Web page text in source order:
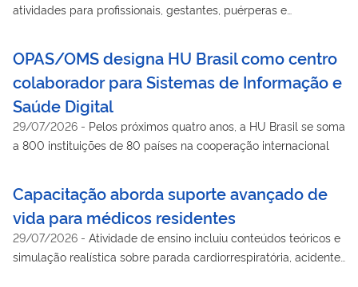
atividades para profissionais, gestantes, puérperas e
OPAS/OMS designa HU Brasil como centro
colaborador para Sistemas de Informação e
Saúde Digital
29/07/2026 - Pelos próximos quatro anos, a HU Brasil se soma
a 800 instituições de 80 países na cooperação internacional
Capacitação aborda suporte avançado de
vida para médicos residentes
29/07/2026 - Atividade de ensino incluiu conteúdos teóricos e
simulação realística sobre parada cardiorrespiratória, acidente